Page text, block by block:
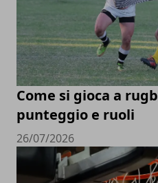
Come si gioca a
punteggio e ruoli
26/07/2026